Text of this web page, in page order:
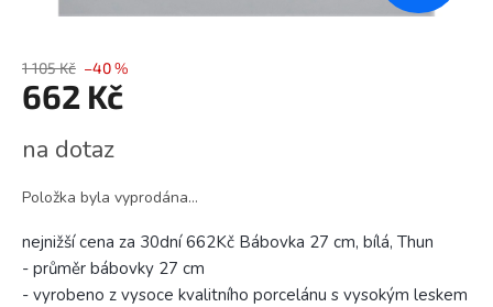
1 105 Kč –40 %
662 Kč
cena:
na dotaz
Položka byla vyprodána…
nejnižší cena za 30dní 662Kč Bábovka 27 cm, bílá, Thun
- průměr bábovky 27 cm
- vyrobeno z vysoce kvalitního porcelánu s vysokým leskem